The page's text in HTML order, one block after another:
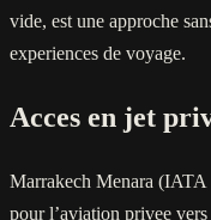
vide, est une approche
experiences de voyage.
Acces en jet
Marrakech Menara (IATA
pour l’aviation privee